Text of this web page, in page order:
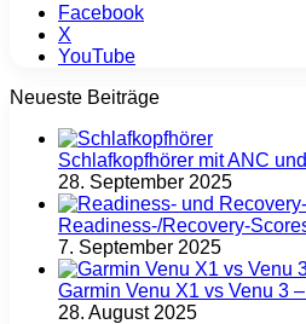
Facebook
X
YouTube
Neueste Beiträge
Schlafkopfhörer mit ANC
28. September 2025
Readiness-/Recovery-
7. September 2025
Garmin Venu X1 vs Venu 3
28. August 2025